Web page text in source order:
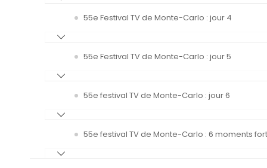
55e Festival TV de Monte-Carlo : jour 4
55e Festival TV de Monte-Carlo : jour 5
55e festival TV de Monte-Carlo : jour 6
55e festival TV de Monte-Carlo : 6 moments